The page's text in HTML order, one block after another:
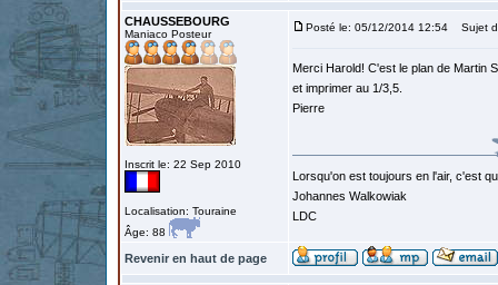
CHAUSSEBOURG
Maniaco Posteur
Inscrit le: 22 Sep 2010
Localisation: Touraine
Âge: 88
Posté le: 05/12/2014 12:54 Sujet
Merci Harold! C'est le plan de Martin
et imprimer au 1/3,5.
Pierre
Lorsqu'on est toujours en l'air, c'est
Johannes Walkowiak
LDC
Revenir en haut de page